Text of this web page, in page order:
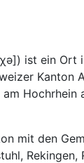
) ist ein Ort
Kanton
Hochrhein
mit den
Rekingen,